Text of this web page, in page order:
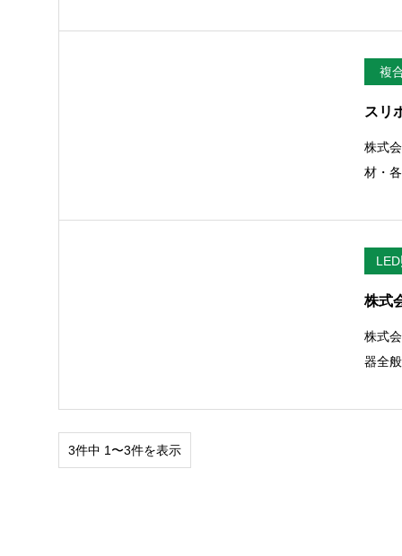
複
スリ
株式
材・
株式
株式
器全
3件中 1〜3件を表示